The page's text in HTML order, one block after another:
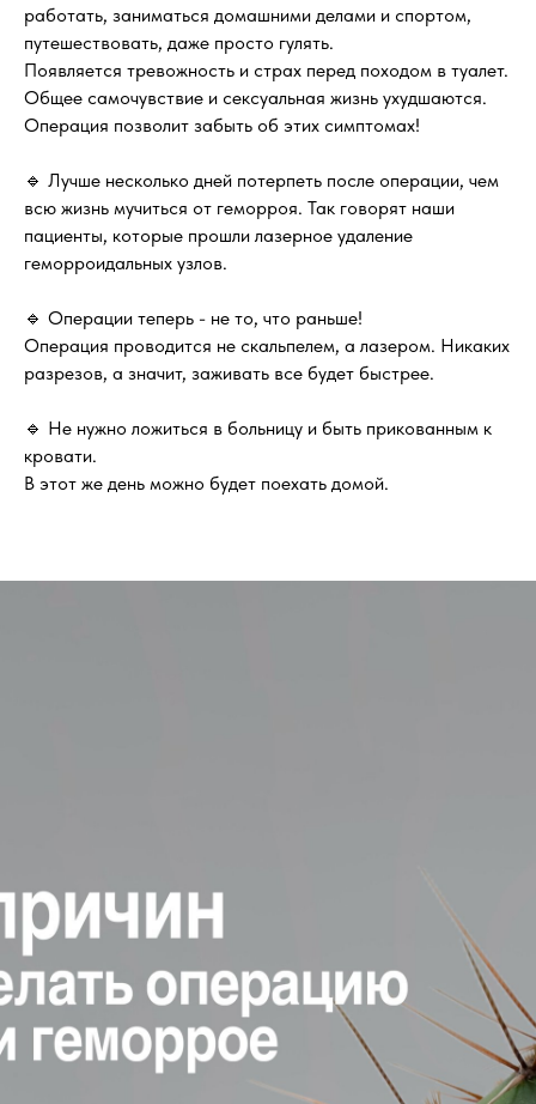
работать, заниматься домашними делами и спортом,
путешествовать, даже просто гулять.
Появляется тревожность и страх перед походом в туалет.
Общее самочувствие и сексуальная жизнь ухудшаются.
Операция позволит забыть об этих симптомах!
🔹 Лучше несколько дней потерпеть после операции, чем
всю жизнь мучиться от геморроя. Так говорят наши
пациенты, которые прошли лазерное удаление
геморроидальных узлов.
🔹 Операции теперь - не то, что раньше!
Операция проводится не скальпелем, а лазером. Никаких
разрезов, а значит, заживать все будет быстрее.
🔹 Не нужно ложиться в больницу и быть прикованным к
кровати.
В этот же день можно будет поехать домой.